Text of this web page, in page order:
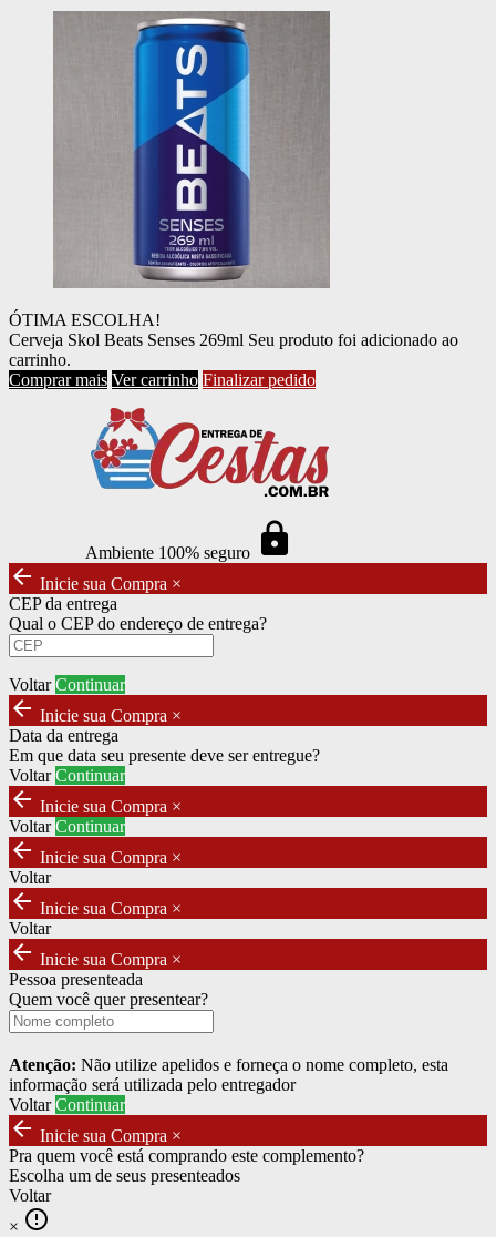
ÓTIMA ESCOLHA!
Cerveja Skol Beats Senses 269ml Seu produto foi adicionado ao
carrinho.
Comprar mais Ver carrinho Finalizar pedido
Ambiente 100% seguro https
arrow_back Inicie sua Compra ×
CEP da entrega
Qual o CEP do endereço de entrega?
Voltar Continuar
arrow_back Inicie sua Compra ×
Data da entrega
Em que data seu presente deve ser entregue?
Voltar Continuar
arrow_back Inicie sua Compra ×
Voltar Continuar
arrow_back Inicie sua Compra ×
Voltar
arrow_back Inicie sua Compra ×
Voltar
arrow_back Inicie sua Compra ×
Pessoa presenteada
Quem você quer presentear?
Atenção: Não utilize apelidos e forneça o nome completo, esta
informação será utilizada pelo entregador
Voltar Continuar
arrow_back Inicie sua Compra ×
Pra quem você está comprando este complemento?
Escolha um de seus presenteados
Voltar
× error_outline